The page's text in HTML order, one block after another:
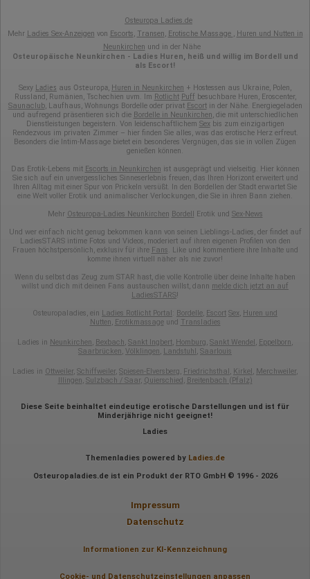
Osteuropa Ladies.de
Mehr Ladies Sex-Anzeigen von Escorts, Transen, Erotische Massage , Huren und Nutten in
Neunkirchen und in der Nähe
Osteuropäische Neunkirchen - Ladies Huren, heiß und willig im Bordell und
als Escort!
Sexy Ladies aus Osteuropa, Huren in Neunkirchen + Hostessen aus Ukraine, Polen,
Russland, Rumänien, Tschechien uvm. Im Rotlicht Puff besuchbare Huren, Eroscenter,
Saunaclub, Laufhaus, Wohnungs Bordelle oder privat Escortin der Nähe. Energiegeladen
und aufregend präsentieren sich die Bordelle in Neunkirchen, die mit unterschiedlichen
Dienstleistungen begeistern. Von leidenschaftlichem Sexbis zum einzigartigen
Rendezvous im privaten Zimmer – hier finden Sie alles, was das erotische Herz erfreut.
Besonders die Intim-Massage bietet ein besonderes Vergnügen, das sie in vollen Zügen
genießen können.
Das Erotik-Lebens mit Escorts in Neunkirchen ist ausgeprägt und vielseitig. Hier können
Sie sich auf ein unvergessliches Sinneserlebnis freuen, das Ihren Horizont erweitert und
Ihren Alltag mit einer Spur von Prickeln versüßt. In den Bordellen der Stadt erwartet Sie
eine Welt voller Erotik und animalischer Verlockungen, die Sie in ihren Bann ziehen.
Mehr Osteuropa-Ladies Neunkirchen Bordell Erotik und Sex-News
Und wer einfach nicht genug bekommen kann von seinen Lieblings-Ladies, der findet auf
LadiesSTARS intime Fotos und Videos, moderiert auf ihren eigenen Profilen von den
Frauen höchstpersönlich, exklusiv für ihre Fans. Like und kommentiere ihre Inhalte und
komme ihnen virtuell näher als nie zuvor!
Wenn du selbst das Zeug zum STAR hast, die volle Kontrolle über deine Inhalte haben
willst und dich mit deinen Fans austauschen willst, dann melde dich jetzt an auf
LadiesSTARS!
Osteuropaladies, ein Ladies Rotlicht Portal Bordelle, Escort Sex, Huren und
Nutten, Erotikmassageund Transladies
Ladies in Neunkirchen, Bexbach, Sankt Ingbert, Homburg, Sankt Wendel, Eppelborn,
Saarbrücken, Völklingen, Landstuhl, Saarlouis
Ladies in Ottweiler, Schiffweiler, Spiesen-Elversberg, Friedrichsthal, Kirkel, Merchweiler,
Illingen, Sulzbach / Saar, Quierschied, Breitenbach (Pfalz)
Diese Seite beinhaltet eindeutige erotische Darstellungen und ist für
Minderjährige nicht geeignet!
Ladies
Themenladies powered by Ladies.de
Osteuropaladies.de ist ein Produkt der RTO GmbH © 1996 - 2026
Impressum
Datenschutz
Informationen zur KI-Kennzeichnung
Cookie- und Datenschutzeinstellungen anpassen